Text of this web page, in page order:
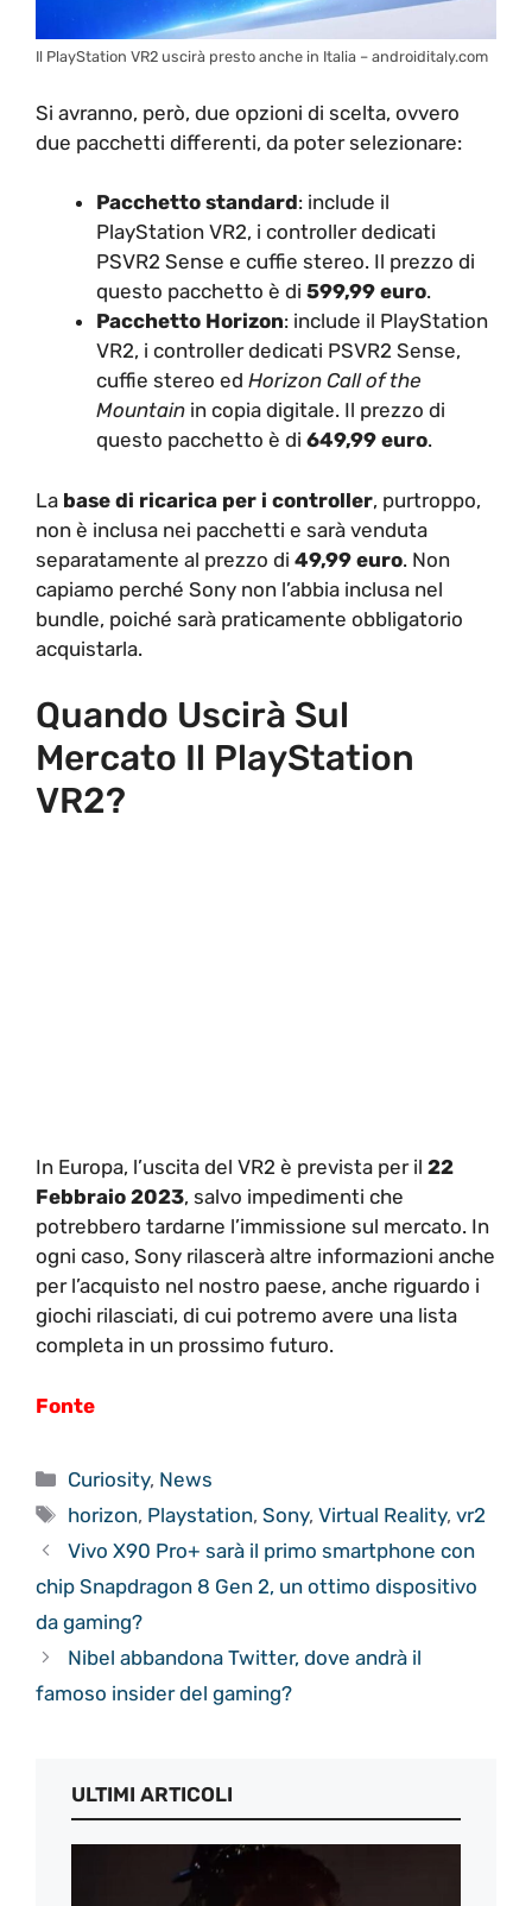
Il PlayStation VR2 uscirà presto anche in Italia – androiditaly.com
Si avranno, però, due opzioni di scelta, ovvero
due pacchetti differenti, da poter selezionare:
Pacchetto standard: include il
PlayStation VR2, i controller dedicati
PSVR2 Sense e cuffie stereo. Il prezzo di
questo pacchetto è di 599,99 euro.
Pacchetto Horizon: include il PlayStation
VR2, i controller dedicati PSVR2 Sense,
cuffie stereo ed Horizon Call of the
Mountain in copia digitale. Il prezzo di
questo pacchetto è di 649,99 euro.
La base di ricarica per i controller, purtroppo,
non è inclusa nei pacchetti e sarà venduta
separatamente al prezzo di 49,99 euro. Non
capiamo perché Sony non l’abbia inclusa nel
bundle, poiché sarà praticamente obbligatorio
acquistarla.
Quando Uscirà Sul
Mercato Il PlayStation
VR2?
In Europa, l’uscita del VR2 è prevista per il 22
Febbraio 2023, salvo impedimenti che
potrebbero tardarne l’immissione sul mercato. In
ogni caso, Sony rilascerà altre informazioni anche
per l’acquisto nel nostro paese, anche riguardo i
giochi rilasciati, di cui potremo avere una lista
completa in un prossimo futuro.
Fonte
Categorie
Curiosity, News
Tag
horizon, Playstation,Sony,Virtual Reality,vr2
Vivo X90 Pro+ sarà il primo smartphone con
chip Snapdragon 8 Gen 2, un ottimo dispositivo
da gaming?
Nibel abbandona Twitter, dove andrà il
famoso insider del gaming?
ULTIMI ARTICOLI